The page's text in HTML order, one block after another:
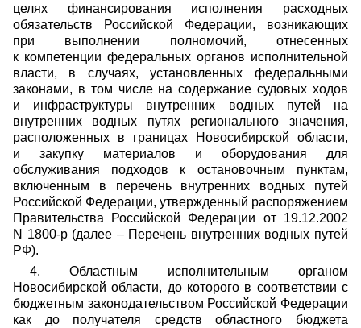
целях финансирования исполнения расходных
обязательств Российской Федерации, возникающих
при выполнении полномочий, отнесенных
к компетенции федеральных органов исполнительной
власти, в случаях, установленных федеральными
законами, в том числе на содержание судовых ходов
и инфраструктуры внутренних водных путей на
внутренних водных путях регионального значения,
расположенных в границах Новосибирской области,
и закупку материалов и оборудования для
обслуживания подходов к остановочным пунктам,
включенным в перечень внутренних водных путей
Российской Федерации, утвержденный распоряжением
Правительства Российской Федерации от 19.12.2002
N 1800-р (далее – Перечень внутренних водных путей
РФ).
4. Областным исполнительным органом
Новосибирской области, до которого в соответствии с
бюджетным законодательством Российской Федерации
как до получателя средств областного бюджета